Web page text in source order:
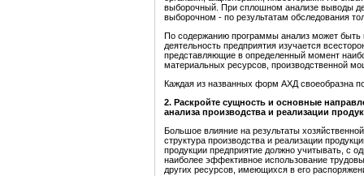
выборочный. При сплошном анализе выводы
выборочном - по результатам обследования
По содержанию программы анализ может
деятельность предприятия изучается
представляющие в определенный момент
материальных ресурсов, производственной
Каждая из названных форм АХД своеобразна
2. Раскройте сущность и основные
анализа производства и реализации
Большое влияние на результаты
структура производства и реализации
продукции предприятие должно учитывать, с
наиболее эффективное использование
других ресурсов, имеющихся в его